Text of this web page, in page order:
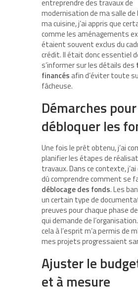
entreprendre des travaux de
modernisation de ma salle de
ma cuisine, j’ai appris que
comme les aménagements
étaient souvent exclus du
crédit. Il était donc essentiel
s’informer sur les détails des
financés afin d’éviter toute
fâcheuse.
Démarches pour
débloquer les
Une fois le prêt obtenu, j’ai
planifier les étapes de
travaux. Dans ce contexte,
dû comprendre comment se
déblocage des fonds. Les
un certain type de
preuves pour chaque phase
qui demande de
cela à l’esprit m’a permis de
mes projets progressaient
Ajuster le
et à mesure